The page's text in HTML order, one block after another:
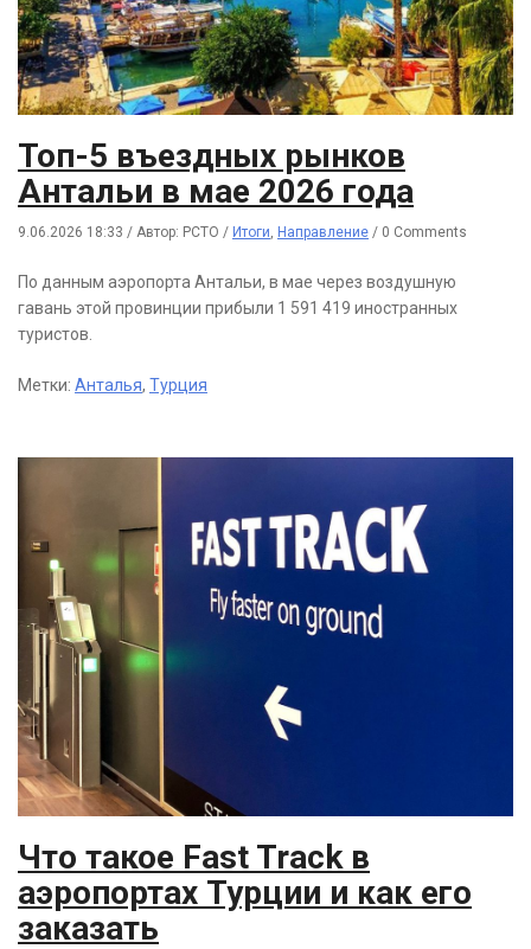
Топ-5 въездных рынков
Антальи в мае 2026 года
9.06.2026 18:33 / Автор: РСТО / Итоги, Направление / 0 Comments
По данным аэропорта Антальи, в мае через воздушную
гавань этой провинции прибыли 1 591 419 иностранных
туристов.
Метки: Анталья, Турция
Что такое Fast Track в
аэропортах Турции и как его
заказать